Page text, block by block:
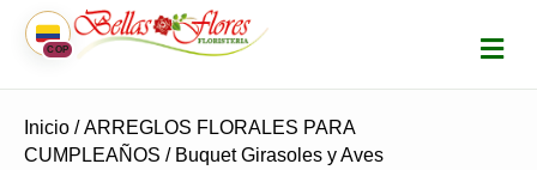
COP M
E
N
Inicio /ARREGLOS FLORALES PARA
CUMPLEAÑOS / Buquet Girasoles y Aves